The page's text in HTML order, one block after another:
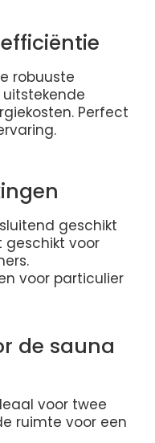
robuuste
Perfect
geschikt
geschikt voor
voor particulier
de sauna
voor twee
ruimte voor een